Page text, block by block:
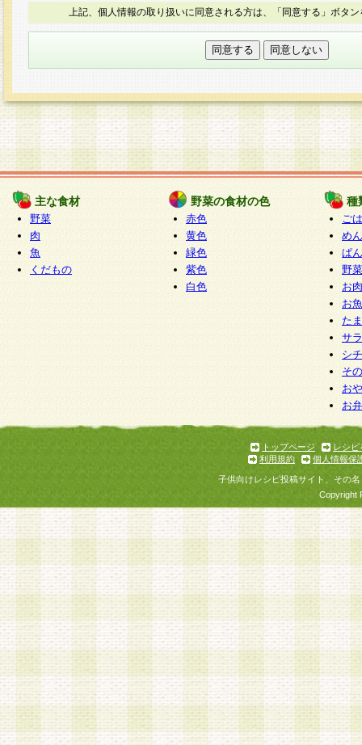
○本人が容易に認識できない方法による個人情報
本フォームでは、セッション管理のためCookie
○個人情報の第三者提供について
力いただく個人情報は第三者に提供しません。
○個人情報の委託について
個人情報の取り扱いを外部に委託する場合は、
情報管理基準を満たす企業を選定して委託を行
が行われるよう監督します。
○開示対象個人情報の開示等および問い合わせ窓口
本人からの求めにより、当社が本件により取得
報の利用目的の通知・開示・内容の訂正・追加
停止・消去及び第三者への提供の禁止（以下、
といいます。）に応じます。
開示等に応じる窓口は以下になります。
ぱくすく食堂個人情報お客様相談窓口 paku-
m
個人情報を与えることは任意ですが、個人情報
意をいただけない場合には、当社のサービスの
お問い合わせ・ご相談への対応ができない場合
上記、個人情報の取り扱いに同意される方は、「同意する」ボタ
主な食材
野菜
肉
魚
くだもの
野菜の食材の色
赤色
黄色
緑色
紫色
白色
種
ご
めん
ぱん
野
お
お
た
サ
シ
そ
お
お
トップページ
レシピ
利用規約
個人情報保
子供向けレシピ投稿サイト、その
Copyright